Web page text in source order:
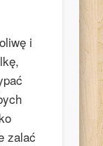
i
zalać